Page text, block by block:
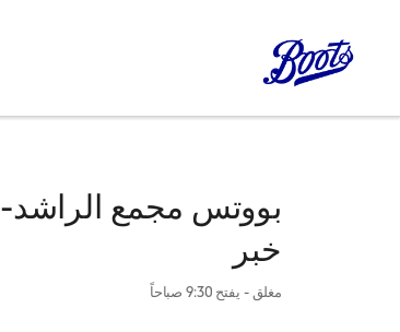
بووتس مجمع الراشد-
خبر
مغلق - يفتح 9:30 صباحاً